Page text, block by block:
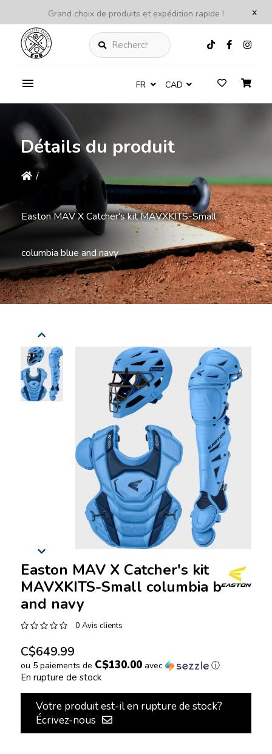
x
Grand choix de produits et expédition rapide !
Rechercher
FR CAD
Détails du produit
/
Easton MAV X Catcher's kit MAVXKITS-Small
columbia blue and navy
Easton MAV X Catcher's kit
MAVXKITS-Small columbia blue
and navy
0 Avis clients
C$649.99
ou 5 paiements de C$130.00avec ⓘ
En rupture de stock
Votre produit est-il en rupture de stock?
Écrivez-nous